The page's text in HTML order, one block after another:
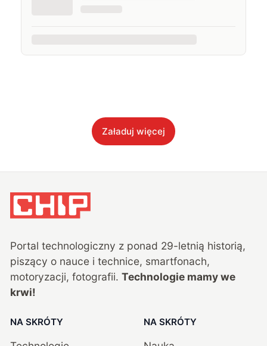
Załaduj więcej
Portal technologiczny z ponad 29-letnią historią,
piszący o nauce i technice, smartfonach,
motoryzacji, fotografii. Technologie mamy we
krwi!
NA SKRÓTY NA SKRÓTY